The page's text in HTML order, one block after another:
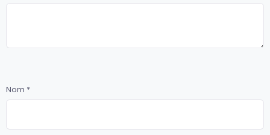
Nom *